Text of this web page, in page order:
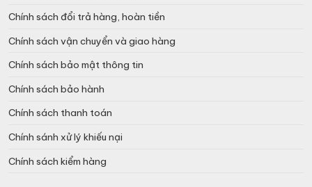
Chính sách đổi trả hàng, hoàn tiền
Chính sách vận chuyển và giao hàng
Chính sách bảo mật thông tin
Chính sách bảo hành
Chính sách thanh toán
Chính sánh xử lý khiếu nại
Chính sách kiểm hàng